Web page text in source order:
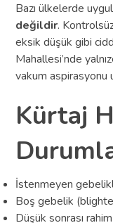
Bazı ülkelerde
değildir.
eksik düşük gibi
Mahallesi’nde
vakum aspirasyonu
Kürtaj
İstenmeyen
Boş gebelik
Düşük sonrası